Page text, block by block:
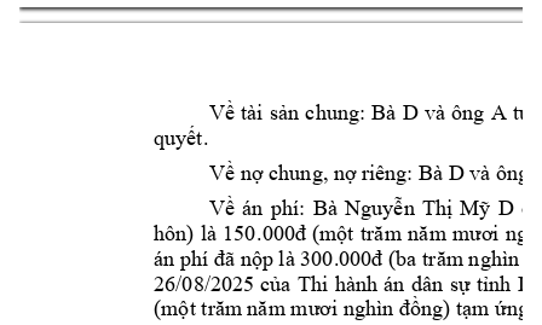
Về tài sản chung: Bà D và ông A tự
quyết.
Về nợ chung, nợ riêng: Bà D và ông
Về án phí: Bà Nguyễn Thị Mỹ D
hôn) là 150.000đ (một trăm năm mươi
án phí đã nộp là 300.000đ (ba trăm nghìn
26/08/2025 của Thi hành án dân sự tỉnh
(một trăm năm mươi nghìn đồng) tạm ứng